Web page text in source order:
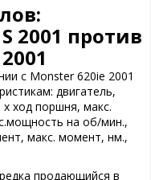
2001 против
с Monster 620ie 2001
двигатель,
ход поршня, макс.
на об/мин.,
макс. момент, нм.,
продающийся в